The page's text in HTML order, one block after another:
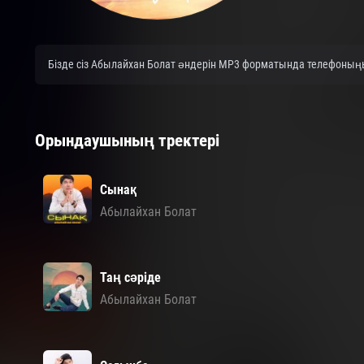
Бізде сіз Абылайхан Болат әндерін MP3 форматында
Орындаушының тректері
Сынақ
Абылайхан Болат
Таң сәріде
Абылайхан Болат